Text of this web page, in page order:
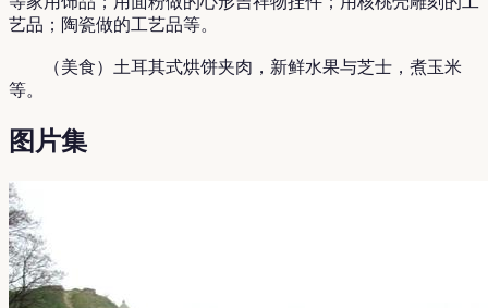
艺品；陶瓷做的工艺品等。
（美食）土耳其式烘饼夹肉，新鲜水果与芝士，煮玉米
等。
图片集